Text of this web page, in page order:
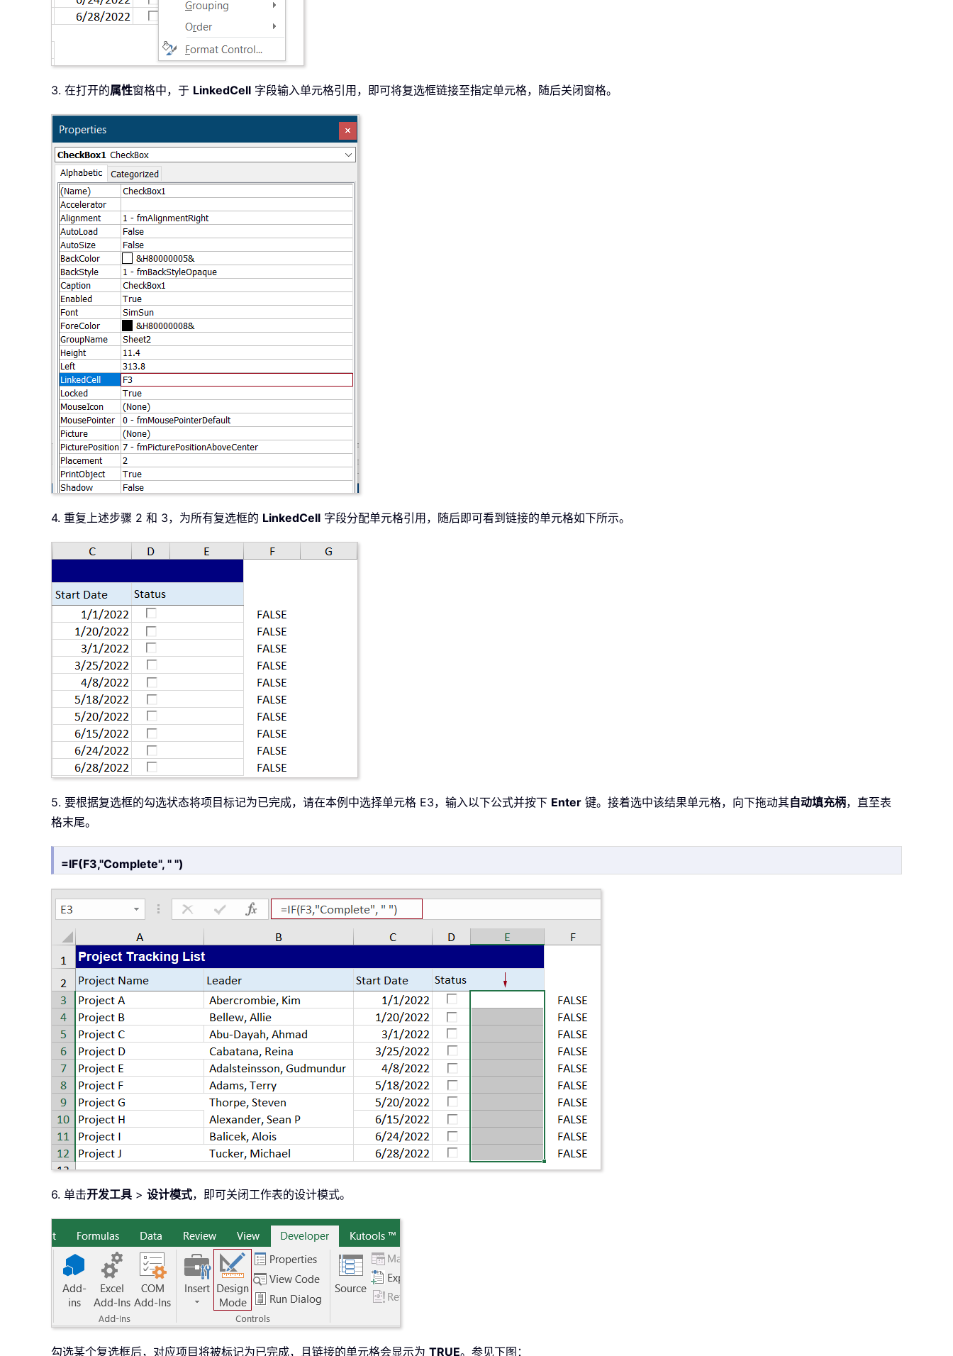
3. 在打开的属性窗格中，于 LinkedCell 字段输入单元格引用，即可将复选框链接至指定单元格，随后关闭窗格。
4. 重复上述步骤 2 和 3，为所有复选框的 LinkedCell 字段分配单元格引用，随后即可看到链接的单元格如下所示。
5. 要根据复选框的勾选状态将项目标记为已完成，请在本例中选择单元格 E3，输入以下公式并按下 Enter 键。接着选中该结果单元格，向下拖动其自动填充柄，直至表
格末尾。
=IF(F3,"Complete", " ")
6. 单击开发工具 > 设计模式，即可关闭工作表的设计模式。
勾选某个复选框后，对应项目将被标记为已完成，且链接的单元格会显示为 TRUE。参见下图：